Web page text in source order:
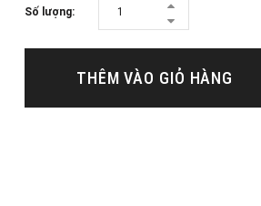
Số lượng:
THÊM VÀO GIỎ HÀNG